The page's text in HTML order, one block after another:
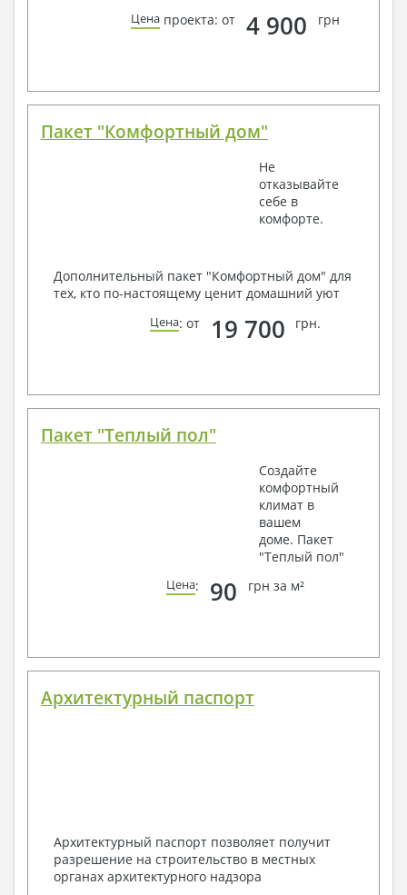
Цена проекта: от 4 900 грн
Пакет "Комфортный дом"
Не
отказывайте
себе в
комфорте.
Дополнительный пакет "Комфортный дом" для
тех, кто по-настоящему ценит домашний уют
Цена: от 19 700 грн.
Пакет "Теплый пол"
Создайте
комфортный
климат в
вашем
доме. Пакет
"Теплый пол"
Цена: 90 грн за м²
Архитектурный паспорт
Архитектурный паспорт позволяет получит
разрешение на строительство в местных
органах архитектурного надзора